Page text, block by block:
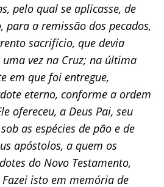
pelo qual se aplicasse, de
para a remissão dos pecados,
sacrifício, que devia
vez na Cruz; na última
em que foi entregue,
eterno, conforme a ordem
ofereceu, a Deus Pai, seu
as espécies de pão e de
apóstolos, a quem os
do Novo Testamento,
isto em memória de